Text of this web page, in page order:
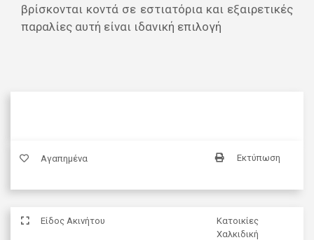
βρίσκονται κοντά σε εστιατόρια και εξαιρετικές
παραλίες αυτή είναι ιδανική επιλογή
Αγαπημένα Εκτύπωση
Είδος Ακινήτου
Κατοικίες
Χαλκιδική